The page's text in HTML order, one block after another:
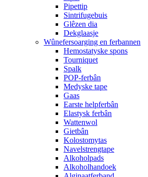
Pipettip
Sintrifugebuis
Glêzen dia
Dekglaasje
Wûnefersoarging en ferbannen
Hemostatyske spons
Tourniquet
Spalk
POP-ferbân
Medyske tape
Gaas
Earste helpferbân
Elastysk ferbân
Wattenwol
Gietbân
Kolostomytas
Navelstrengtape
Alkoholpads
Alkoholhandoek